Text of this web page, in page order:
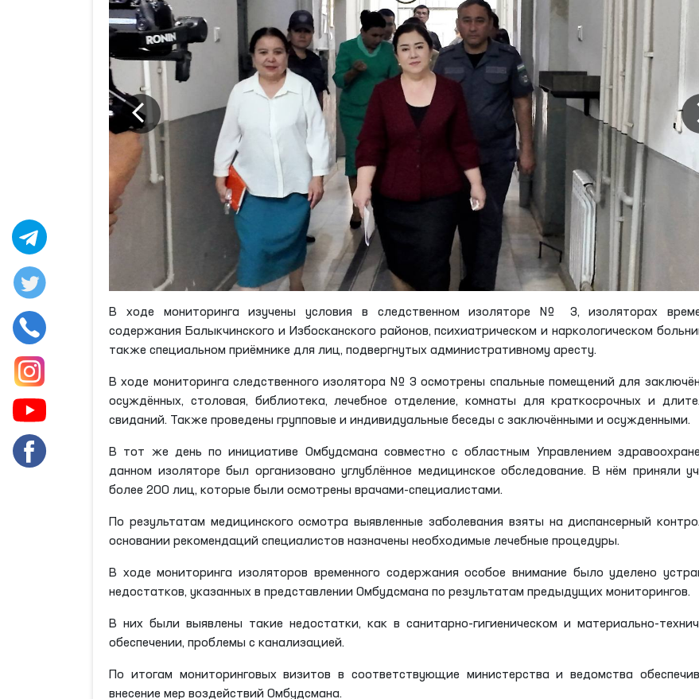
В ходе мониторинга изучены условия в следственном изоляторе № 3, изоляторах
содержания Балыкчинского и Избосканского районов, психиатрическом и наркологическом
также специальном приёмнике для лиц, подвергнутых административному аресту.
В ходе мониторинга следственного изолятора № 3 осмотрены спальные помещений для
осуждённых, столовая, библиотека, лечебное отделение, комнаты для краткосрочных и
свиданий. Также проведены групповые и индивидуальные беседы с заключёнными и осужденными.
В тот же день по инициативе Омбудсмана совместно с областным Управлением
данном изоляторе был организовано углублённое медицинское обследование. В нём приняли
более 200 лиц, которые были осмотрены врачами-специалистами.
По результатам медицинского осмотра выявленные заболевания взяты на диспансерный
основании рекомендаций специалистов назначены необходимые лечебные процедуры.
В ходе мониторинга изоляторов временного содержания особое внимание было уделено
недостатков, указанных в представлении Омбудсмана по результатам предыдущих мониторингов.
В них были выявлены такие недостатки, как в санитарно-гигиеническом и материально-
обеспечении, проблемы с канализацией.
По итогам мониторинговых визитов в соответствующие министерства и ведомства
внесение мер воздействий Омбудсмана.